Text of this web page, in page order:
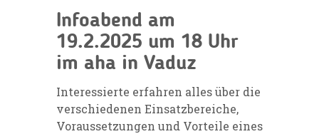
Infoabend am
19.2.2025 um 18 Uhr
im aha in Vaduz
Interessierte erfahren alles über die
verschiedenen Einsatzbereiche,
Voraussetzungen und Vorteile eines